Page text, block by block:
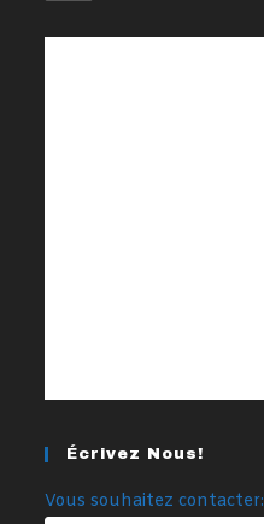
Écrivez Nous!
Vous souhaitez contacter: